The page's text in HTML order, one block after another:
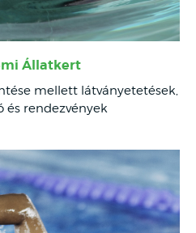
Állatkert
mellett látványetetések,
és rendezvények